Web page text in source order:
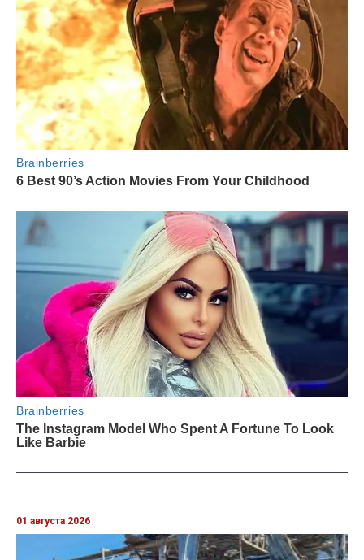
01 августа 2026